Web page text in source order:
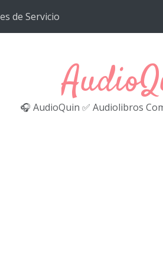
de Servicio
🎧 AudioQuin ✅ Audiolibros